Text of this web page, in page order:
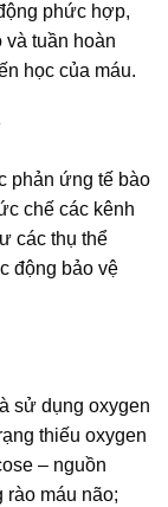
phức hợp,
tuần hoàn
học của máu.
phản ứng tế bào
chế các kênh
các thụ thể
động bảo vệ
sử dụng oxygen
thiếu oxygen
– nguồn
rào máu não;